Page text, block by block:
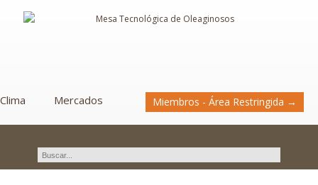
Clima Mercados Miembros - Área Restringida →